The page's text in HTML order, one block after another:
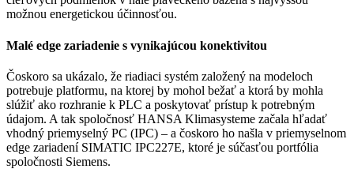
možnou energetickou účinnosťou.
Malé edge zariadenie s vynikajúcou konektivitou
Čoskoro sa ukázalo, že riadiaci systém založený na modeloch
potrebuje platformu, na ktorej by mohol bežať a ktorá by mohla
slúžiť ako rozhranie k PLC a poskytovať prístup k potrebným
údajom. A tak spoločnosť HANSA Klimasysteme začala hľadať
vhodný priemyselný PC (IPC) – a čoskoro ho našla v priemyselnom
edge zariadení SIMATIC IPC227E, ktoré je súčasťou portfólia
spoločnosti Siemens.